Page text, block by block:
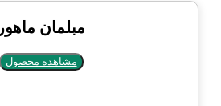
مبلمان ماهور
مشاهده محصول